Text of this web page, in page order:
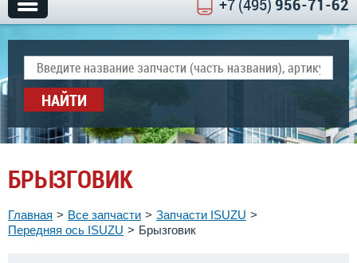
+7 (495)956-71-62
НАЙТИ
БРЫЗГОВИК
Главная Все запчасти
Запчасти ISUZU
Передняя ось ISUZU
Брызговик